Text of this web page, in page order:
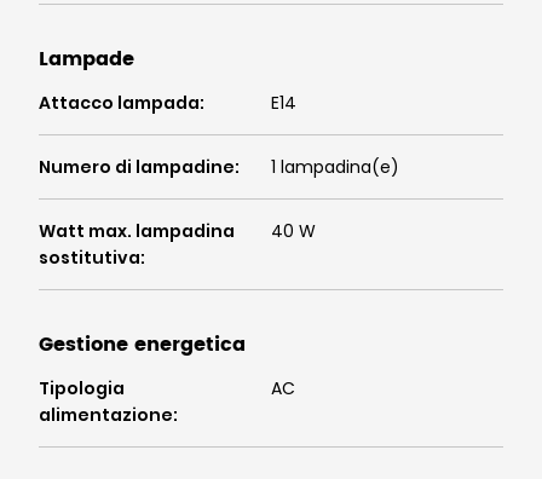
Codice di protezione
IP20
Lampade
Attacco lampada: E14
Numero di lampadine 1 lampadina(e)
Watt max. lampadina
40 W
Gestione energetica
Tipologia
AC